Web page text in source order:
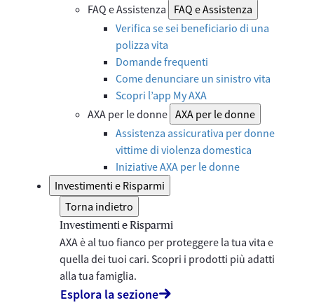
FAQ e Assistenza
FAQ e Assistenza
Verifica se sei beneficiario di una
polizza vita
Domande frequenti
Come denunciare un sinistro vita
Scopri l’app My AXA
AXA per le donne AXA per le donne
Assistenza assicurativa per donne
vittime di violenza domestica
Iniziative AXA per le donne
Investimenti e Risparmi
Torna indietro
Investimenti e Risparmi
AXA è al tuo fianco per proteggere la tua vita e
quella dei tuoi cari. Scopri i prodotti più adatti
alla tua famiglia.
Esplora la sezione